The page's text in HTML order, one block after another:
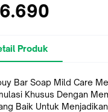
Produk
Bar Soap Mild Care
Khusus Dengan
Baik Untuk